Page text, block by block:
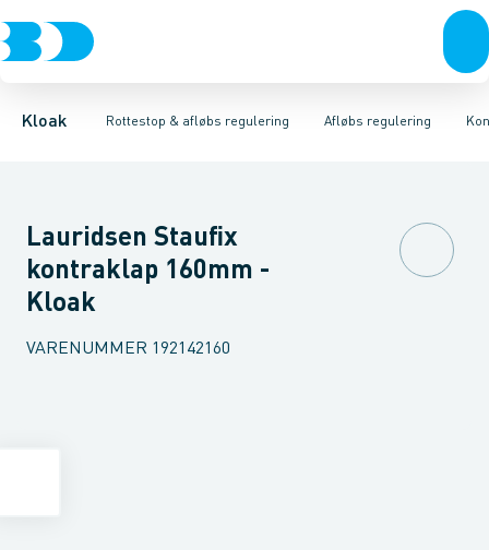
Kloak Rottestop & afløbs regulering
Rør & fittingsBrønde BrøndgodsLinjeafvandingTanke,
Afløbs regulering
Højvands lukkereAfløbs reguleringRottestop
TilbageløbsstopKontraklapUdluftnings ventilerTilbehør til
Lauridsen Staufix
kontraklap 160mm -
Kloak
VARENUMMER 192142160